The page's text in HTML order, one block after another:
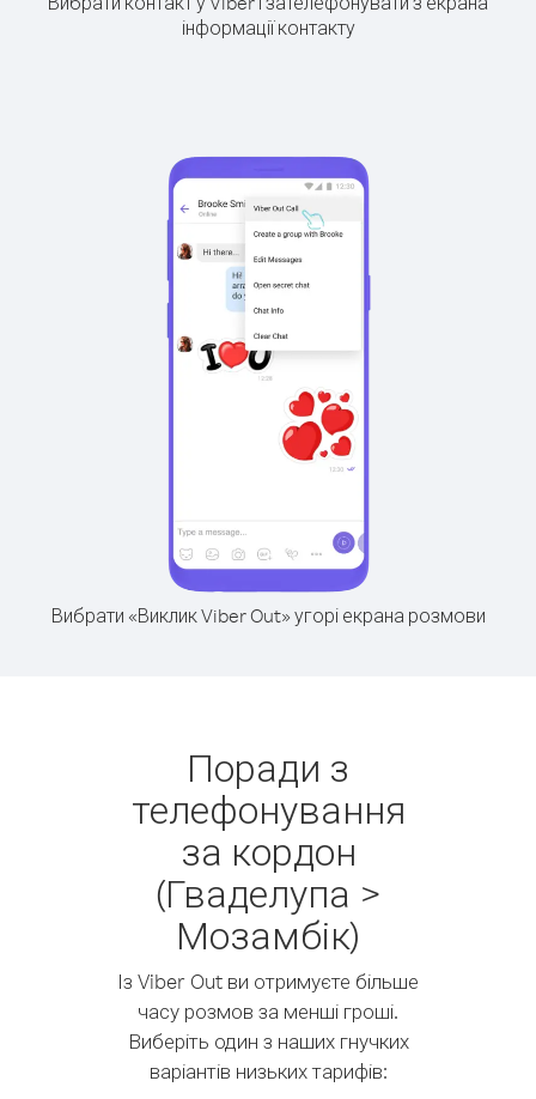
інформації контакту
Вибрати «Виклик Viber Out» угорі екрана розмови
Поради з
телефонування
за кордон
(Гваделупа >
Мозамбік)
Із Viber Out ви отримуєте більше
часу розмов за менші гроші.
Виберіть один з наших гнучких
варіантів низьких тарифів: